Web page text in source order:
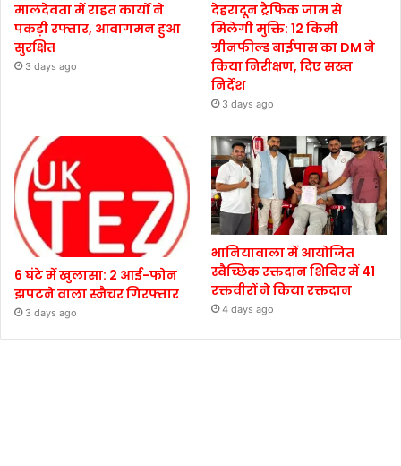
मालदेवता में राहत कार्यों ने
पकड़ी रफ्तार, आवागमन हुआ
सुरक्षित
3 days ago
देहरादून ट्रैफिक जाम से
मिलेगी मुक्ति: 12 किमी
ग्रीनफील्ड बाईपास का DM ने
किया निरीक्षण, दिए सख्त
निर्देश
3 days ago
6 घंटे में खुलासा: 2 आई-फोन
झपटने वाला स्नैचर गिरफ्तार
3 days ago
भानियावाला में आयोजित
स्वैच्छिक रक्तदान शिविर में 41
रक्तवीरों ने किया रक्तदान
4 days ago